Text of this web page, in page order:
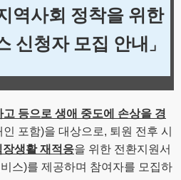
역사회 정착을 위한
신청자 모집 안내 ⌟
고 등으로 생애 중도에 손상을 경
인 포함)을 대상으로, 퇴원 전후 시
생활 재적응을 위한 전환지원서
스)를 제공하며 참여자를 모집하